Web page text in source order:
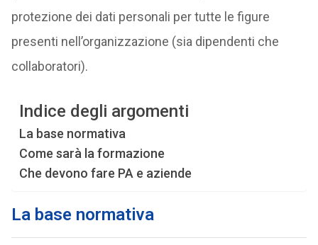
protezione dei dati personali per tutte le figure
presenti nell’organizzazione (sia dipendenti che
collaboratori).
Indice degli argomenti
La base normativa
Come sarà la formazione
Che devono fare PA e aziende
La base normativa